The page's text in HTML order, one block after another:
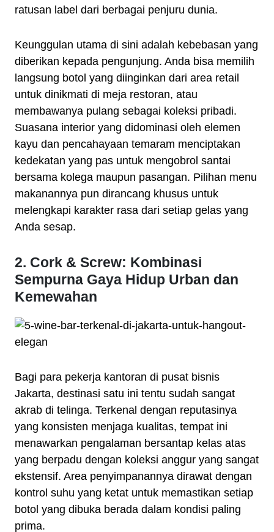
ratusan label dari berbagai penjuru dunia.
Keunggulan utama di sini adalah kebebasan yang
diberikan kepada pengunjung. Anda bisa memilih
langsung botol yang diinginkan dari area retail
untuk dinikmati di meja restoran, atau
membawanya pulang sebagai koleksi pribadi.
Suasana interior yang didominasi oleh elemen
kayu dan pencahayaan temaram menciptakan
kedekatan yang pas untuk mengobrol santai
bersama kolega maupun pasangan. Pilihan menu
makanannya pun dirancang khusus untuk
melengkapi karakter rasa dari setiap gelas yang
Anda sesap.
2. Cork & Screw: Kombinasi
Sempurna Gaya Hidup Urban dan
Kemewahan
Bagi para pekerja kantoran di pusat bisnis
Jakarta, destinasi satu ini tentu sudah sangat
akrab di telinga. Terkenal dengan reputasinya
yang konsisten menjaga kualitas, tempat ini
menawarkan pengalaman bersantap kelas atas
yang berpadu dengan koleksi anggur yang sangat
ekstensif. Area penyimpanannya dirawat dengan
kontrol suhu yang ketat untuk memastikan setiap
botol yang dibuka berada dalam kondisi paling
prima.